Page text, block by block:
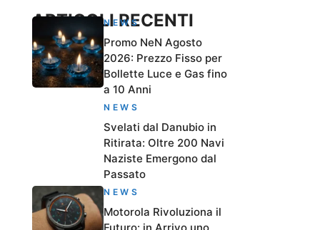
ARTICOLI RECENTI
NEWS
Promo NeN Agosto
2026: Prezzo Fisso per
Bollette Luce e Gas fino
a 10 Anni
NEWS
Svelati dal Danubio in
Ritirata: Oltre 200 Navi
Naziste Emergono dal
Passato
NEWS
Motorola Rivoluziona il